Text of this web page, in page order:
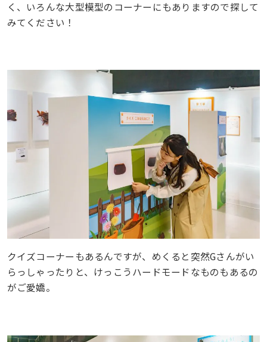
く、いろんな大型模型のコーナーにもありますので探して
みてください！
クイズコーナーもあるんですが、めくると突然Gさんがい
らっしゃったりと、けっこうハードモードなものもあるの
がご愛嬌。